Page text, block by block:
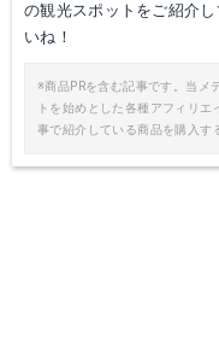
の観光スポットをご紹介
いね！
※商品PRを含む記事です。当メ
トを始めとした各種アフィリ
事で紹介している商品を購入す